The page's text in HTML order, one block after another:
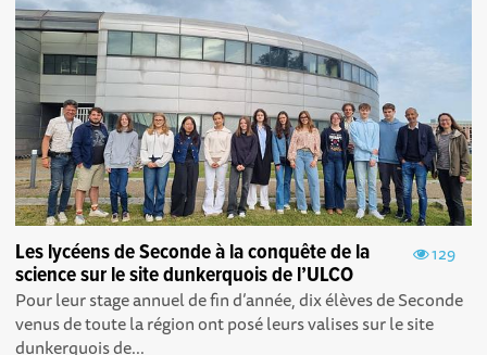
129
Les lycéens de Seconde à la conquête de la
science sur le site dunkerquois de l’ULCO
Pour leur stage annuel de fin d’année, dix élèves de Seconde
venus de toute la région ont posé leurs valises sur le site
dunkerquois de...